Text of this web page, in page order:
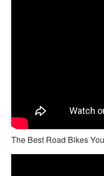
The Best Road Bikes